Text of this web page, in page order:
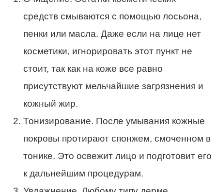
средств смываются с помощью лосьона,
пенки или масла. Даже если на лице нет
косметики, игнорировать этот пункт не
стоит, так как на коже все равно
присутствуют мельчайшие загрязнения и
кожный жир.
Тонизирование. После умывания кожные
покровы протирают спонжем, смоченном в
тонике. Это освежит лицо и подготовит его
к дальнейшим процедурам.